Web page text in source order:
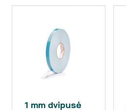
1 mm dvipusė